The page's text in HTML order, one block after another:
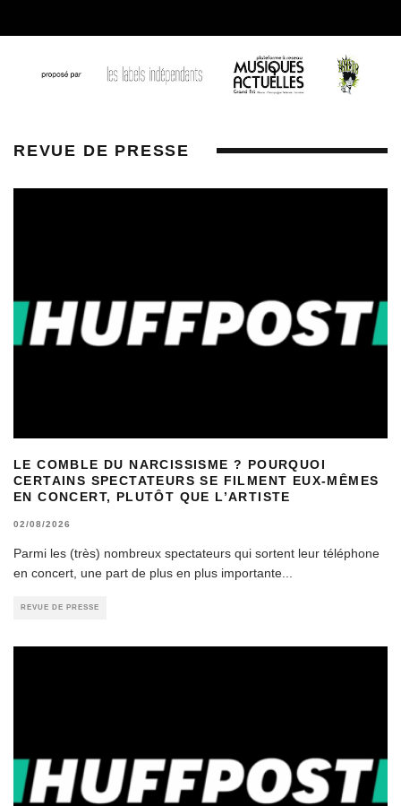
REVUE DE PRESSE
LE COMBLE DU NARCISSISME ? POURQUOI
CERTAINS SPECTATEURS SE FILMENT EUX-MÊMES
EN CONCERT, PLUTÔT QUE L’ARTISTE
02/08/2026
Parmi les (très) nombreux spectateurs qui sortent leur téléphone
en concert, une part de plus en plus importante
REVUE DE PRESSE